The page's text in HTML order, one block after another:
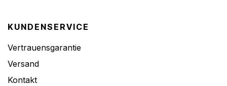
KUNDENSERVICE
Vertrauensgarantie
Versand
Kontakt